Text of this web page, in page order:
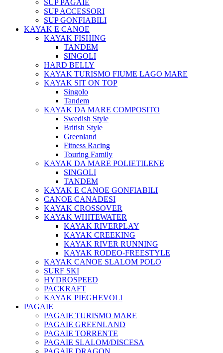
SUP PAGAIE
SUP ACCESSORI
SUP GONFIABILI
KAYAK E CANOE
KAYAK FISHING
TANDEM
SINGOLI
HARD BELLY
KAYAK TURISMO FIUME LAGO MARE
KAYAK SIT ON TOP
Singolo
Tandem
KAYAK DA MARE COMPOSITO
Swedish Style
British Style
Greenland
Fitness Racing
Touring Family
KAYAK DA MARE POLIETILENE
SINGOLI
TANDEM
KAYAK E CANOE GONFIABILI
CANOE CANADESI
KAYAK CROSSOVER
KAYAK WHITEWATER
KAYAK RIVERPLAY
KAYAK CREEKING
KAYAK RIVER RUNNING
KAYAK RODEO-FREESTYLE
KAYAK CANOE SLALOM POLO
SURF SKI
HYDROSPEED
PACKRAFT
KAYAK PIEGHEVOLI
PAGAIE
PAGAIE TURISMO MARE
PAGAIE GREENLAND
PAGAIE TORRENTE
PAGAIE SLALOM/DISCESA
PAGAIE DRAGON